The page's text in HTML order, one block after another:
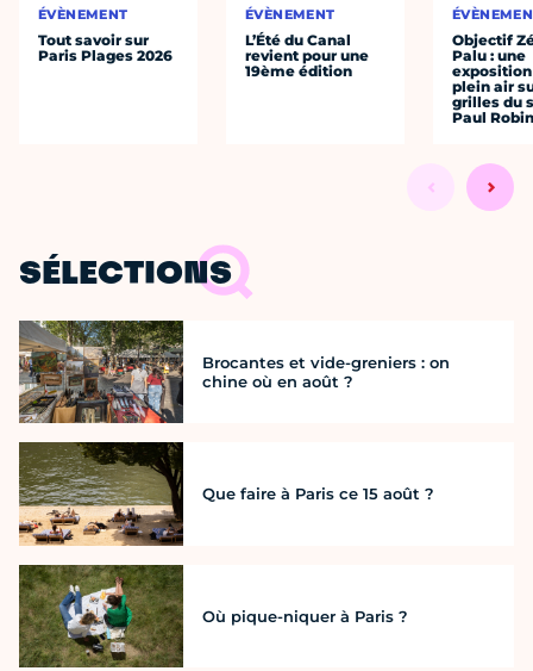
ÉVÈNEMENT
Tout savoir sur
Paris Plages 2026
ÉVÈNEMENT
L’Été du Canal
revient pour une
19ème édition
Objectif
Palu : une
plein air
grilles du
Paul
SÉLECTIONS
Brocantes et vide-greniers : on
chine où en août ?
Que faire à Paris ce 15 août ?
Où pique-niquer à Paris ?